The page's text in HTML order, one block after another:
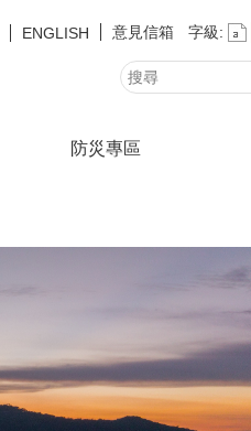
ENGLISH 意見信箱 字級:
防災專區